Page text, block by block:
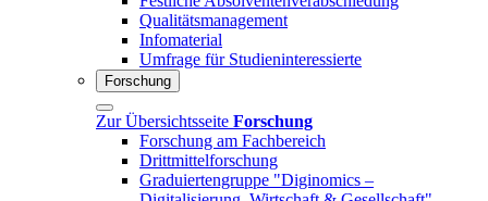
Qualitätsmanagement
Infomaterial
Umfrage für Studieninteressierte
Forschung
Zur Übersichtsseite Forschung
Forschung am Fachbereich
Drittmittelforschung
Graduiertengruppe "Diginomics –